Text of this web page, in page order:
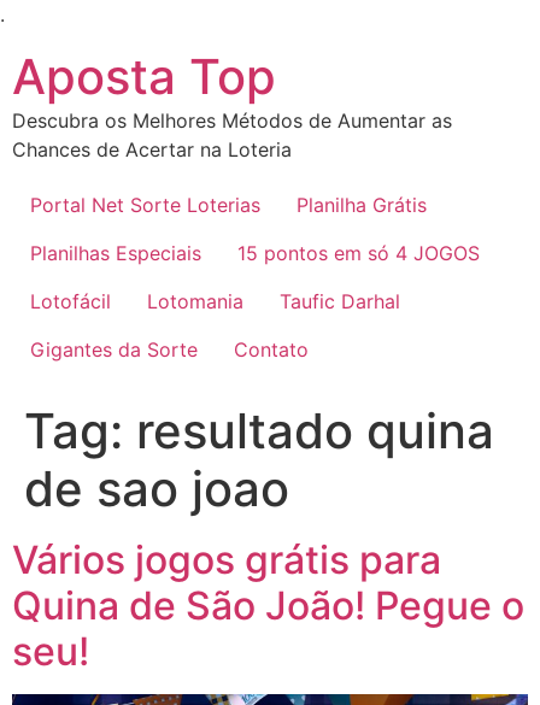
.
conteúdo
Aposta Top
Descubra os Melhores Métodos de Aumentar as
Chances de Acertar na Loteria
Portal Net Sorte Loterias
Planilha Grátis
Planilhas Especiais
15 pontos em só 4 JOGOS
Lotofácil
Lotomania
Taufic Darhal
Gigantes da Sorte
Contato
Tag: resultado quina
de sao joao
Vários jogos grátis para
Quina de São João! Pegue o
seu!